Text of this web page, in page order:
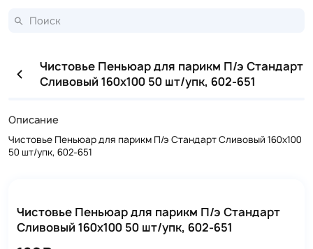
Чистовье Пеньюар для парикм П/э Стандарт
Сливовый 160х100 50 шт/упк, 602-651
Описание
Чистовье Пеньюар для парикм П/э Стандарт Сливовый 160х100
50 шт/упк, 602-651
Чистовье Пеньюар для парикм П/э Стандарт
Сливовый 160х100 50 шт/упк, 602-651